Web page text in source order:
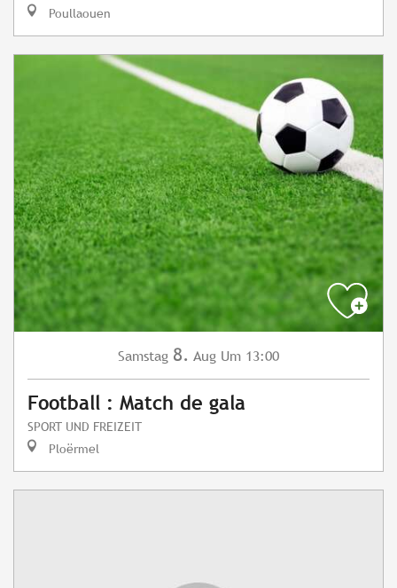
Poullaouen
Samstag 8. Aug Um 13:00
Football : Match de gala
SPORT UND FREIZEIT
Ploërmel